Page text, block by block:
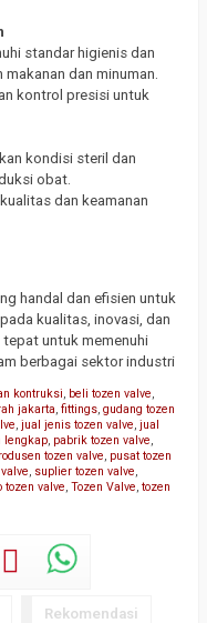
standar higienis dan
dan minuman.
kontrol presisi untuk
kondisi steril dan
obat.
dan keamanan
handal dan efisien untuk
kualitas, inovasi, dan
tepat untuk memenuhi
berbagai sektor industri
kontruksi, beli tozen valve,
jakarta, fittings, gudang tozen
, jual jenis tozen valve, jual
lengkap, pabrik tozen valve,
tozen valve, pusat tozen
, suplier tozen valve,
tozen valve, Tozen Valve, tozen
Rekomendasi